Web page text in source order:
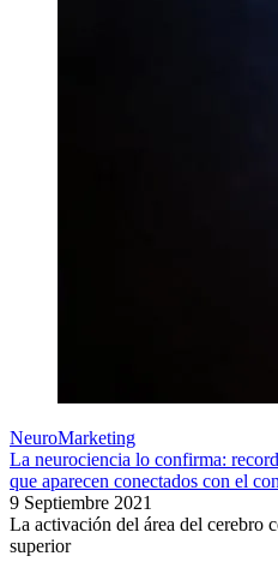
NeuroMarketing
La neurociencia lo confirma:
que aparecen conectados con el
9 Septiembre 2021
La activación del área del cerebro
superior